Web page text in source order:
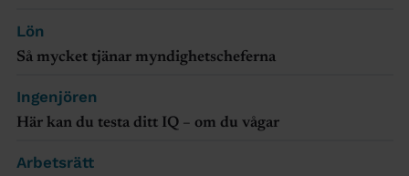
Lön
Så mycket tjänar myndighetscheferna
Ingenjören
Här kan du testa ditt IQ – om du vågar
Arbetsrätt